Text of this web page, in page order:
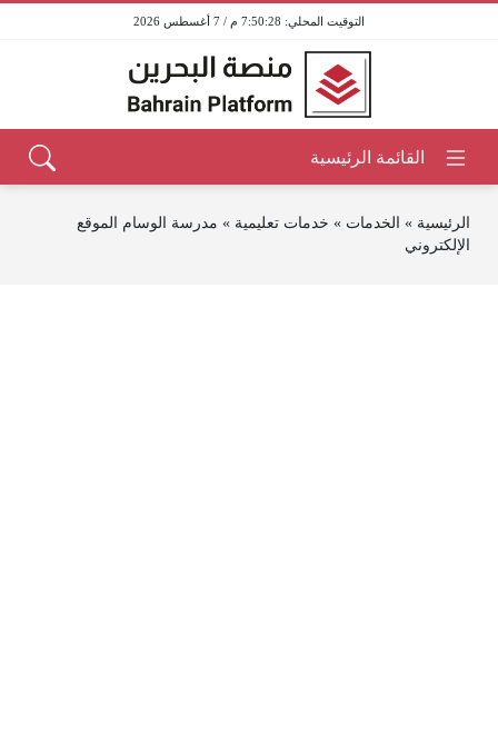
7:50:28 م / 7 أغسطس 2026
الرئيسية » الخدمات » خدمات تعليمية » مدرسة الوسام الموقع
الإلكتروني